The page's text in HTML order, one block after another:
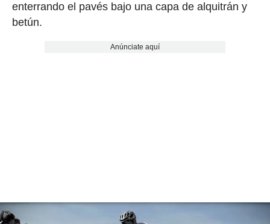
enterrando el pavés bajo una capa de alquitrán y
betún.
Anúnciate aquí